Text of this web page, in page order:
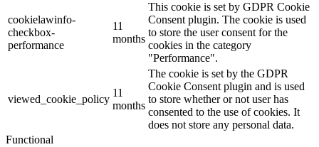
cookielawinfo-
checkbox-
performance
11
months
This cookie is set by GDPR Cookie
Consent plugin. The cookie is used
to store the user consent for the
cookies in the category
"Performance".
viewed_cookie_policy
11
months
The cookie is set by the GDPR
Cookie Consent plugin and is used
to store whether or not user has
consented to the use of cookies. It
does not store any personal data.
Functional